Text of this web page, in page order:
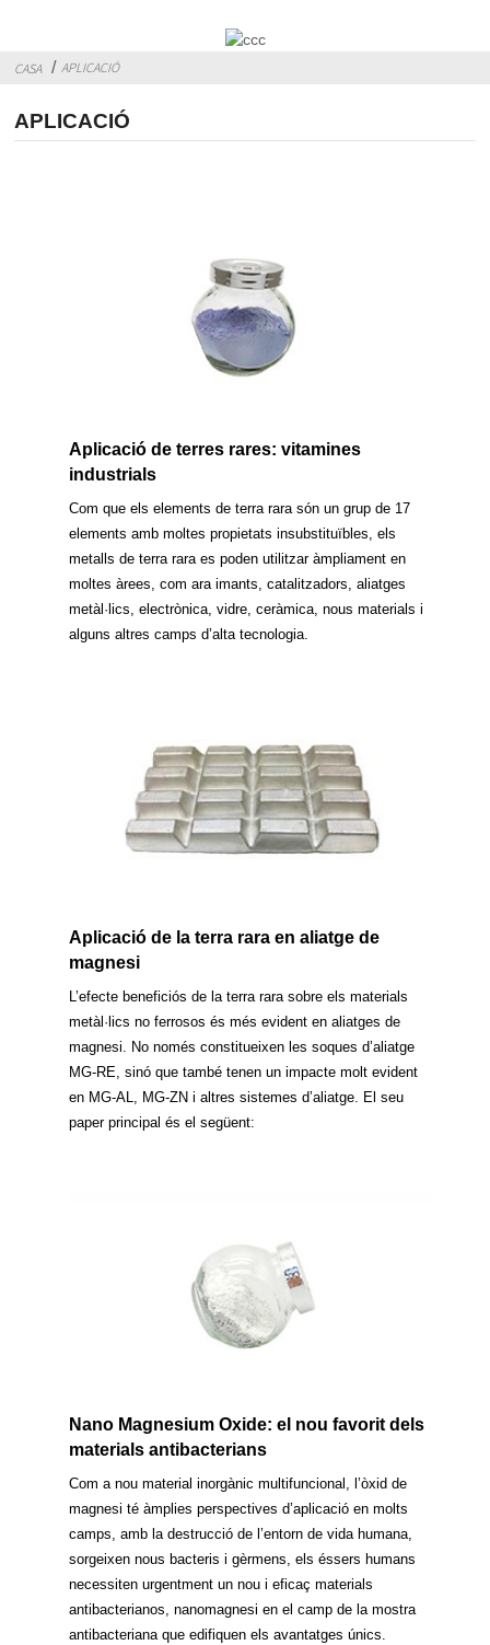
CASA APLICACIÓ
APLICACIÓ
Aplicació de terres rares: vitamines
industrials
Com que els elements de terra rara són un grup de 17
elements amb moltes propietats insubstituïbles, els
metalls de terra rara es poden utilitzar àmpliament en
moltes àrees, com ara imants, catalitzadors, aliatges
metàl·lics, electrònica, vidre, ceràmica, nous materials i
alguns altres camps d’alta tecnologia.
Aplicació de la terra rara en aliatge de
magnesi
L’efecte beneficiós de la terra rara sobre els materials
metàl·lics no ferrosos és més evident en aliatges de
magnesi. No només constitueixen les soques d’aliatge
MG-RE, sinó que també tenen un impacte molt evident
en MG-AL, MG-ZN i altres sistemes d’aliatge. El seu
paper principal és el següent:
Nano Magnesium Oxide: el nou favorit dels
materials antibacterians
Com a nou material inorgànic multifuncional, l’òxid de
magnesi té àmplies perspectives d’aplicació en molts
camps, amb la destrucció de l’entorn de vida humana,
sorgeixen nous bacteris i gèrmens, els éssers humans
necessiten urgentment un nou i eficaç materials
antibacterianos, nanomagnesi en el camp de la mostra
antibacteriana que edifiquen els avantatges únics.